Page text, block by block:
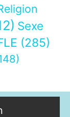
Sexe
(285)